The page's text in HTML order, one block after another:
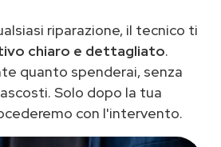
riparazione, il tecnico ti
chiaro e dettagliato.
quanto spenderai, senza
Solo dopo la tua
con l'intervento.